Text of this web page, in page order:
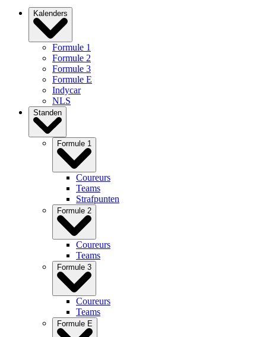
Kalenders
Formule 1
Formule 2
Formule 3
Formule E
Indycar
NLS
Standen
Formule 1
Coureurs
Teams
Strafpunten
Formule 2
Coureurs
Teams
Formule 3
Coureurs
Teams
Formule E